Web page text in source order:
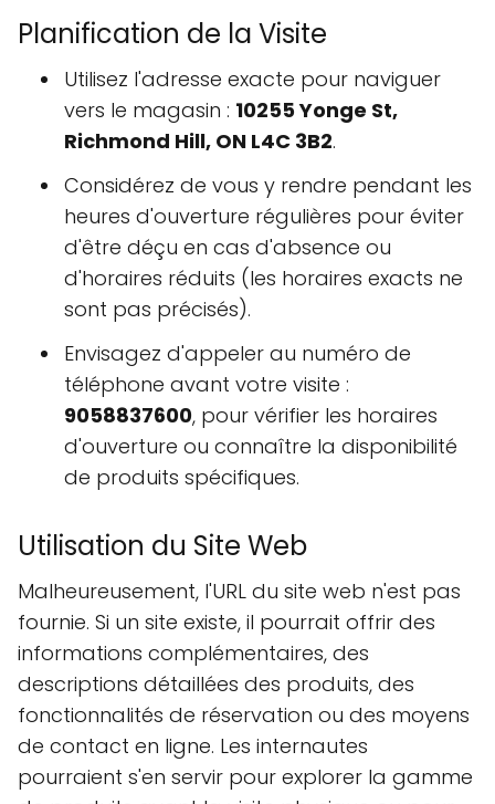
Planification de la Visite
Utilisez l'adresse exacte pour naviguer
vers le magasin : 10255 Yonge St,
Richmond Hill, ON L4C 3B2.
Considérez de vous y rendre pendant les
heures d'ouverture régulières pour éviter
d'être déçu en cas d'absence ou
d'horaires réduits (les horaires exacts ne
sont pas précisés).
Envisagez d'appeler au numéro de
téléphone avant votre visite :
9058837600, pour vérifier les horaires
d'ouverture ou connaître la disponibilité
de produits spécifiques.
Utilisation du Site Web
Malheureusement, l'URL du site web n'est pas
fournie. Si un site existe, il pourrait offrir des
informations complémentaires, des
descriptions détaillées des produits, des
fonctionnalités de réservation ou des moyens
de contact en ligne. Les internautes
pourraient s'en servir pour explorer la gamme